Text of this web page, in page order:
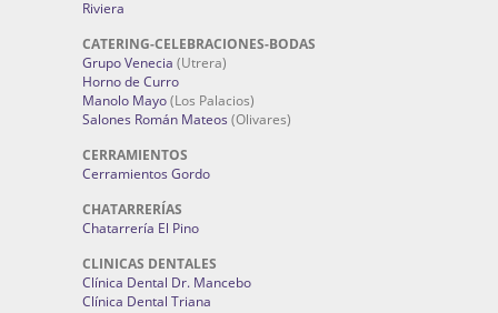
Riviera
CATERING-CELEBRACIONES-BODAS
Grupo Venecia (Utrera)
Horno de Curro
Manolo Mayo(Los Palacios)
Salones Román Mateos (Olivares)
CERRAMIENTOS
Cerramientos Gordo
CHATARRERÍAS
Chatarrería El Pino
CLINICAS DENTALES
Clínica Dental Dr. Mancebo
Clínica Dental Triana